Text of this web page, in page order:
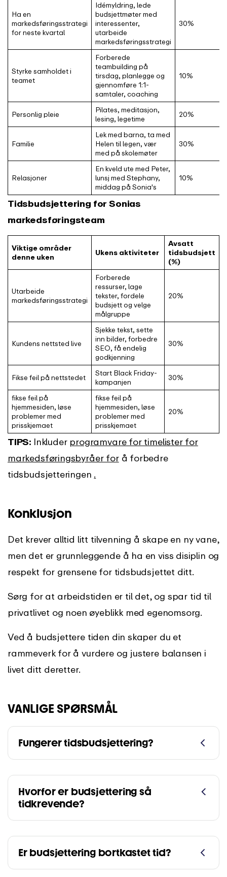
Ha en
markedsføringsstrategi
for neste kvartal
Idémyldring, lede
budsjettmøter med
interessenter,
utarbeide
markedsføringsstrategi
30%
Styrke samholdet i
teamet
Forberede
teambuilding på
tirsdag, planlegge og
gjennomføre 1:1-
samtaler, coaching
10%
Personlig pleie
Pilates, meditasjon,
lesing, legetime
20%
Familie
Lek med barna, ta med
Helen til legen, vær
med på skolemøter
30%
Relasjoner
En kveld ute med Peter,
lunsj med Stephany,
middag på Sonia's
10%
Tidsbudsjettering for Sonias
markedsføringsteam
Viktige områder
denne uken
Ukens aktiviteter
Avsatt
tidsbudsjett
(%)
Utarbeide
markedsføringsstrategi
Forberede
ressurser, lage
tekster, fordele
budsjett og velge
målgruppe
20%
Kundens nettsted live
Sjekke tekst, sette
inn bilder, forbedre
SEO, få endelig
godkjenning
30%
Fikse feil på nettstedet
Start Black Friday-
kampanjen
30%
fikse feil på
hjemmesiden, løse
problemer med
prisskjemaet
fikse feil på
hjemmesiden, løse
problemer med
prisskjemaet
20%
TIPS: Inkluder programvare for timelister for
markedsføringsbyråer forå forbedre
tidsbudsjetteringen .
Konklusjon
Det krever alltid litt tilvenning å skape en ny vane,
men det er grunnleggende å ha en viss disiplin og
respekt for grensene for tidsbudsjettet ditt.
Sørg for at arbeidstiden er til det, og spar tid til
privatlivet og noen øyeblikk med egenomsorg.
Ved å budsjettere tiden din skaper du et
rammeverk for å vurdere og justere balansen i
livet ditt deretter.
VANLIGE SPØRSMÅL
Fungerer tidsbudsjettering?
Hvorfor er budsjettering så
tidkrevende?
Er budsjettering bortkastet tid?